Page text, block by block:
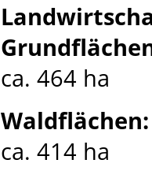
ca. 464 ha
Waldflächen:
ca. 414 ha